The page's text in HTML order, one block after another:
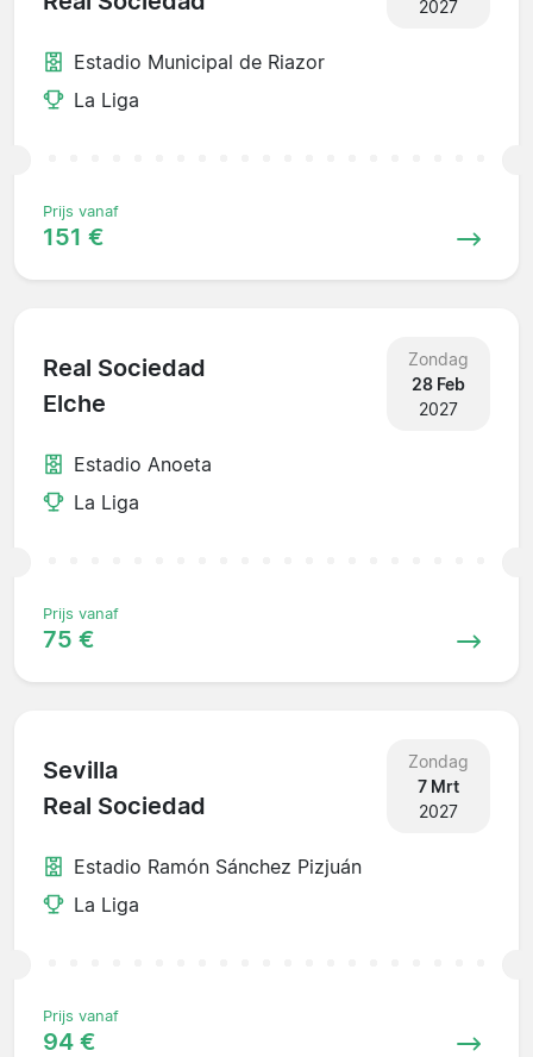
2027
Estadio Municipal de Riazor
La Liga
Prijs vanaf
151 €
Real Sociedad
Elche
Zondag
28 Feb
2027
Estadio Anoeta
La Liga
Prijs vanaf
75 €
Sevilla
Real Sociedad
Zondag
7 Mrt
2027
Estadio Ramón Sánchez Pizjuán
La Liga
Prijs vanaf
94 €